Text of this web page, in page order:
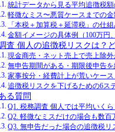
統計データから見る平均追徴税
軽微なミス〜悪質ケースまでの
「本税＋加算税＋延滞税」の仕
金額イメージの具体例（100万円
査 個人の追徴税リスクは？
現金商売・ネット売上で売上除
無申告期間がある・期限後申告
家事按分・経費計上が荒いケース
追徴税リスクを下げるための6ス
る質問
Q1. 税務調査 個人では平均いく
Q2. 軽微なミスだけの場合も数百
Q3. 無申告だった場合の追徴税リ